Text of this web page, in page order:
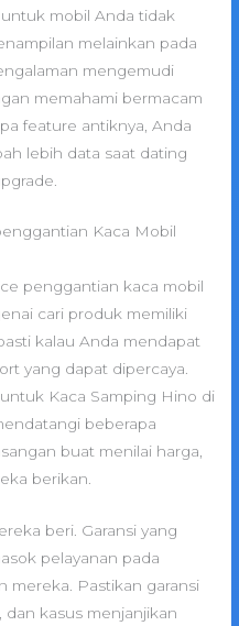
mobil Anda tidak
melainkan pada
mengemudi
memahami bermacam
feature antiknya, Anda
lebih data saat dating
Kaca Mobil
penggantian kaca mobil
cari produk memiliki
kalau Anda mendapat
yang dapat dipercaya.
Kaca Samping Hino di
beberapa
buat menilai harga,
berikan.
beri. Garansi yang
pelayanan pada
mereka. Pastikan garansi
kasus menjanjikan